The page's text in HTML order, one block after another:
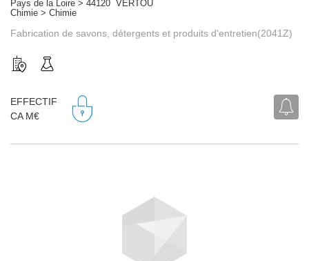
Pays de la Loire > 44120 VERTOU
Chimie > Chimie
Fabrication de savons, détergents et produits d'entretien(2041Z)
EFFECTIF
CA M€